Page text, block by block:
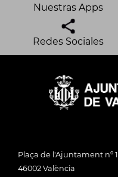
Nuestras Apps
Redes Sociales
Plaça de l'Ajuntament nº 1
46002 València